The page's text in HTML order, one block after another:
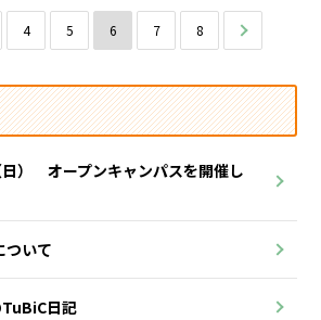
4 5 6 7 8 次へ
） オープンキャンパスを開催し
ついて
日記